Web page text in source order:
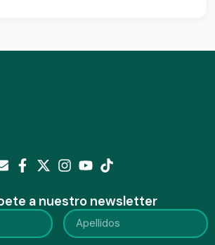
a nuestro newsletter